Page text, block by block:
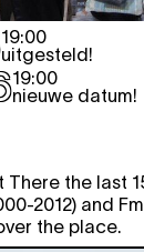
19:00
uitgesteld!
19:00
nieuwe datum!
There the last
2012) and
the place.